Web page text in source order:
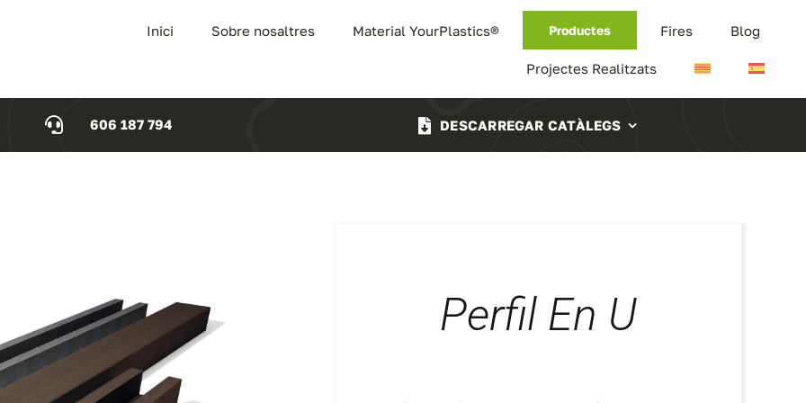
Inici Sobre nosaltres Material YourPlastics® Productes Fires Blog
Projectes Realitzats
606 187 794 DESCARREGAR CATÀLEGS
Perfil En U